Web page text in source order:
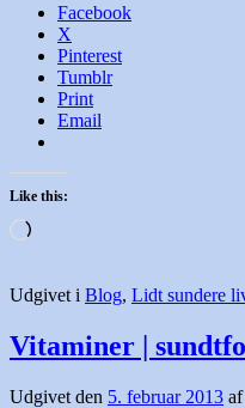
Facebook
X
Pinterest
Tumblr
Print
Email
Like this:
Loading…
Udgivet i Blog, Lidt sundere
Vitaminer |
Udgivet den 5. februar 2013 af